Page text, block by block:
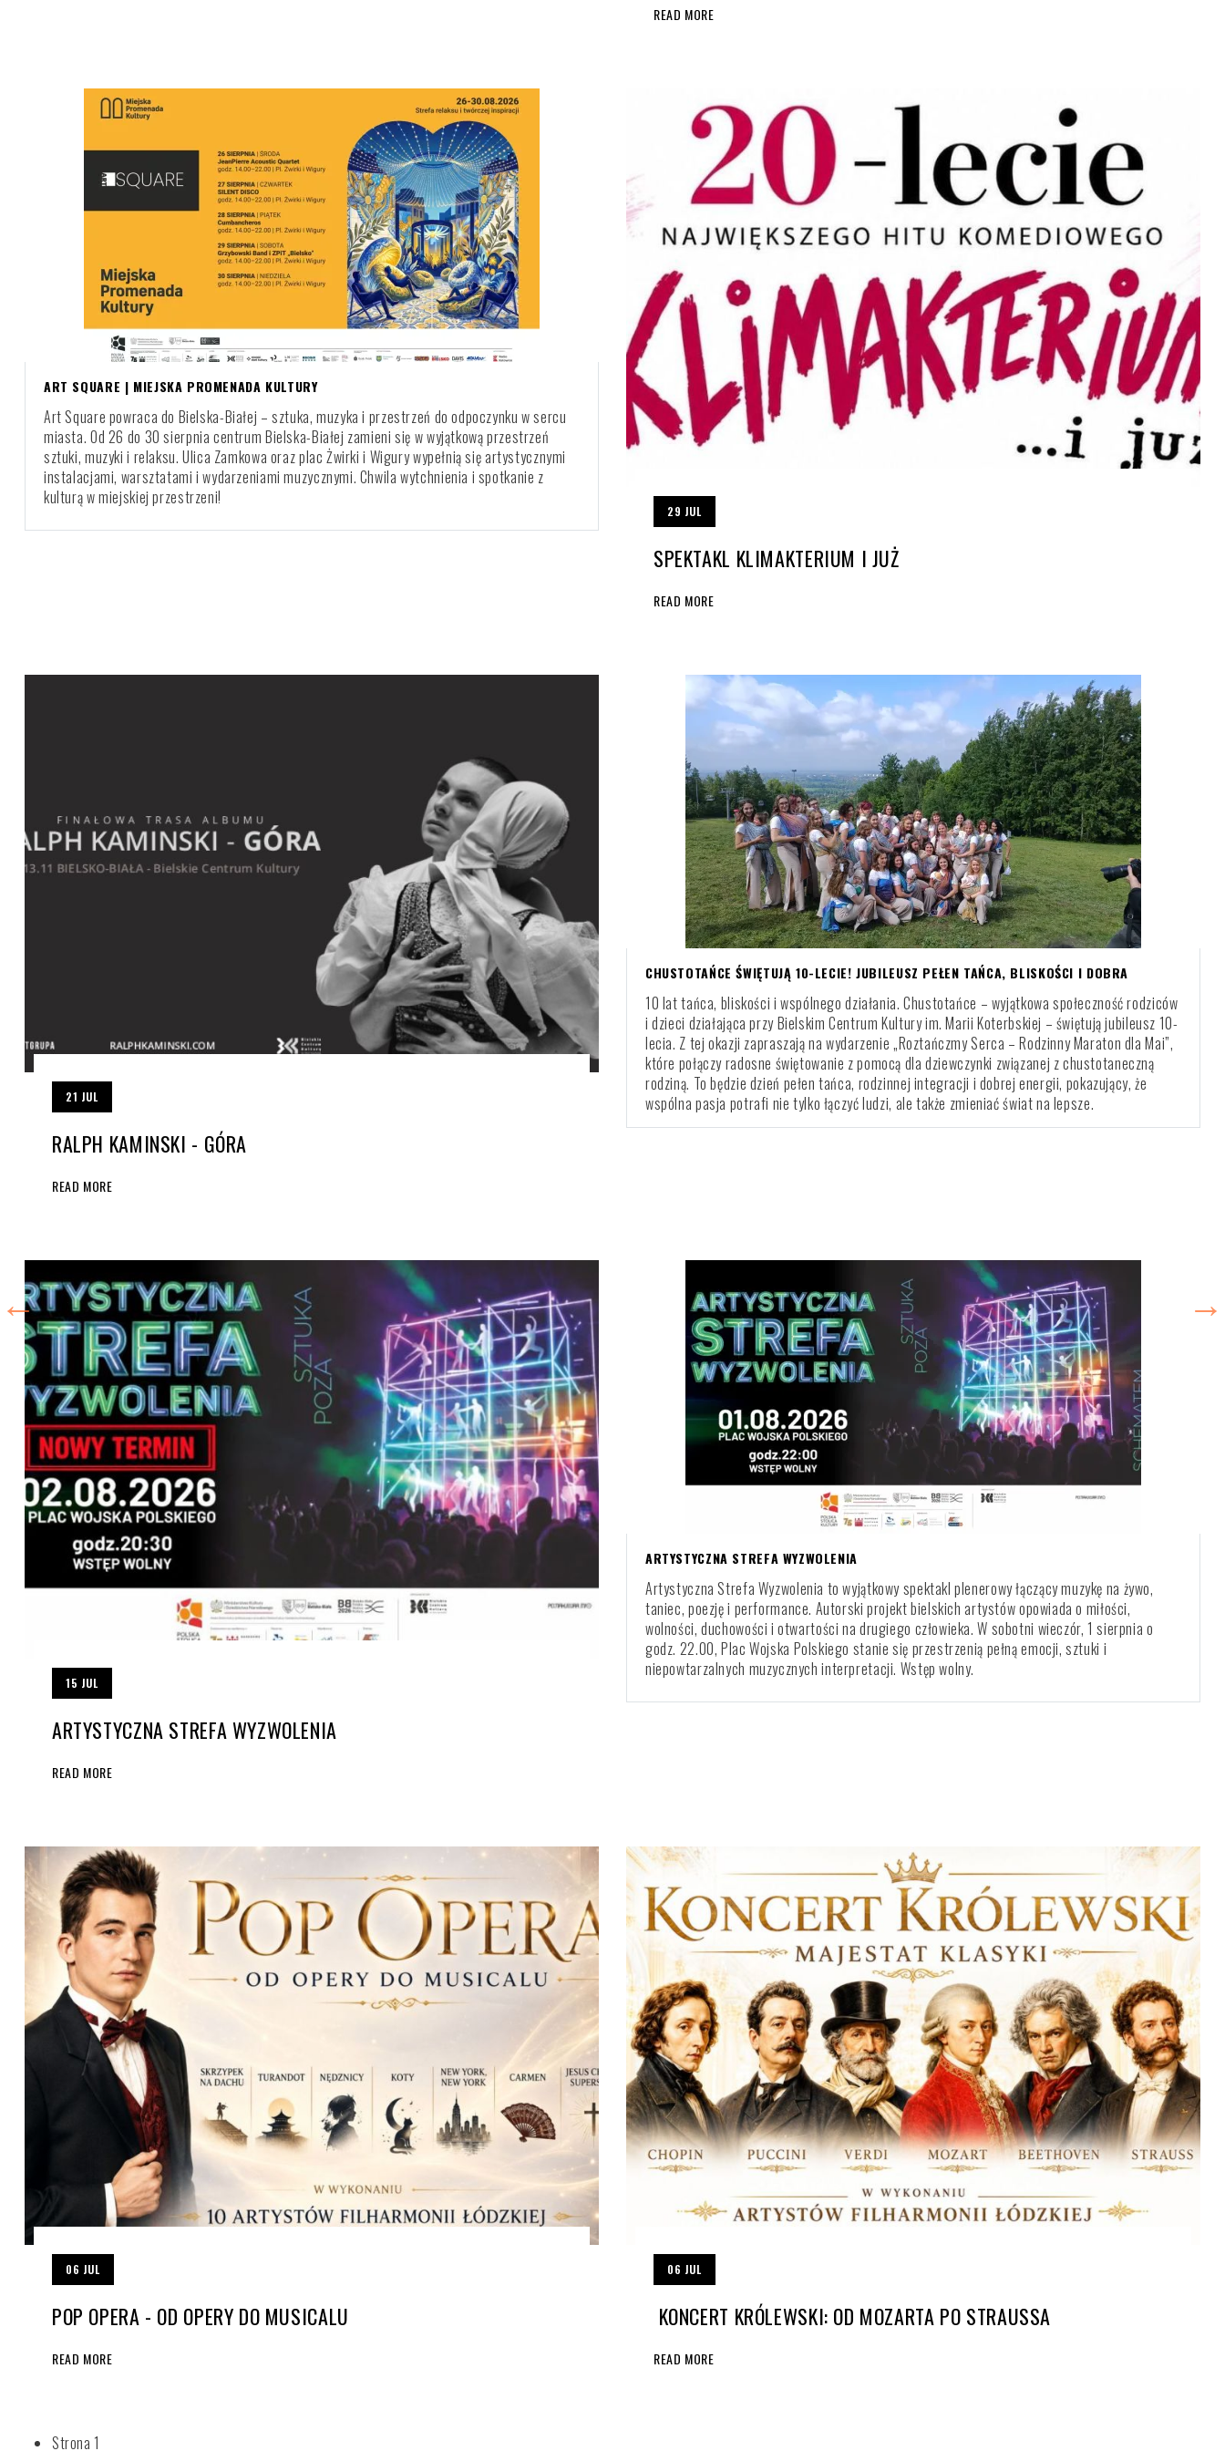
READ MORE
ART SQUARE | MIEJSKA PROMENADA KULTURY
Art Square powraca do Bielska-Białej – sztuka, muzyka i przestrzeń do odpoczynku w sercu
miasta. Od 26 do 30 sierpnia centrum Bielska-Białej zamieni się w wyjątkową przestrzeń
sztuki, muzyki i relaksu. Ulica Zamkowa oraz plac Żwirki i Wigury wypełnią się artystycznymi
instalacjami, warsztatami i wydarzeniami muzycznymi. Chwila wytchnienia i spotkanie z
kulturą w miejskiej przestrzeni!
29 JUL
SPEKTAKL KLIMAKTERIUM I JUŻ
READ MORE
21 JUL
RALPH KAMINSKI - GÓRA
READ MORE
CHUSTOTAŃCE ŚWIĘTUJĄ 10-LECIE! JUBILEUSZ PEŁEN TAŃCA, BLISKOŚCI I DOBRA
10 lat tańca, bliskości i wspólnego działania. Chustotańce – wyjątkowa społeczność rodziców
i dzieci działająca przy Bielskim Centrum Kultury im. Marii Koterbskiej – świętują jubileusz 10-
lecia. Z tej okazji zapraszają na wydarzenie „Roztańczmy Serca – Rodzinny Maraton dla Mai”,
które połączy radosne świętowanie z pomocą dla dziewczynki związanej z chustotaneczną
rodziną. To będzie dzień pełen tańca, rodzinnej integracji i dobrej energii, pokazujący, że
wspólna pasja potrafi nie tylko łączyć ludzi, ale także zmieniać świat na lepsze.
15 JUL
ARTYSTYCZNA STREFA WYZWOLENIA
READ MORE
ARTYSTYCZNA STREFA WYZWOLENIA
Artystyczna Strefa Wyzwolenia to wyjątkowy spektakl plenerowy łączący muzykę na żywo,
taniec, poezję i performance. Autorski projekt bielskich artystów opowiada o miłości,
wolności, duchowości i otwartości na drugiego człowieka. W sobotni wieczór, 1 sierpnia o
godz. 22.00, Plac Wojska Polskiego stanie się przestrzenią pełną emocji, sztuki i
niepowtarzalnych muzycznych interpretacji. Wstęp wolny.
06 JUL
POP OPERA - OD OPERY DO MUSICALU
READ MORE
06 JUL
KONCERT KRÓLEWSKI: OD MOZARTA PO STRAUSSA
READ MORE
Strona 1